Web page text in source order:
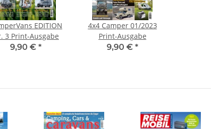
EDITION
3 Print-Ausgabe
9,90 € *
4x4 Camper 01/2023
Print-Ausgabe
9,90 € *